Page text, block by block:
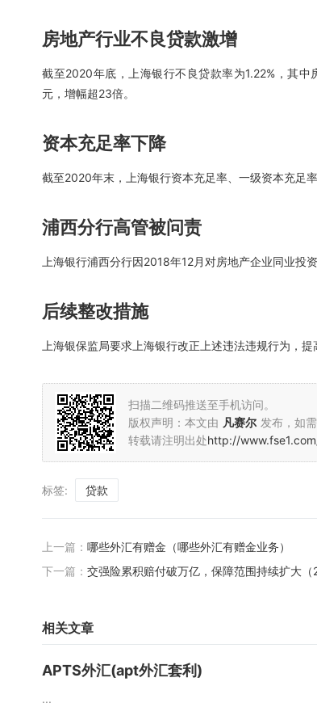
房地产行业不良贷款激增
截至2020年底，上海银行不良贷款率为1.22%，其
元，增幅超23倍。
资本充足率下降
截至2020年末，上海银行资本充足率、一级资本充足
浦西分行高管被问责
上海银行浦西分行因2018年12月对房地产企业同业投
后续整改措施
上海银保监局要求上海银行改正上述违法违规行为，
扫描二维码推送至手机访问。
版权声明：本文由 凡赛尔 发布，如
转载请注明出处http://
标签: 贷款
上一篇： 哪些外汇有赠金（哪些外汇有赠金业务）
下一篇： 交强险累积赔付破万亿，保障范围持续扩大（
相关文章
APTS外汇(apt外汇套利)
...